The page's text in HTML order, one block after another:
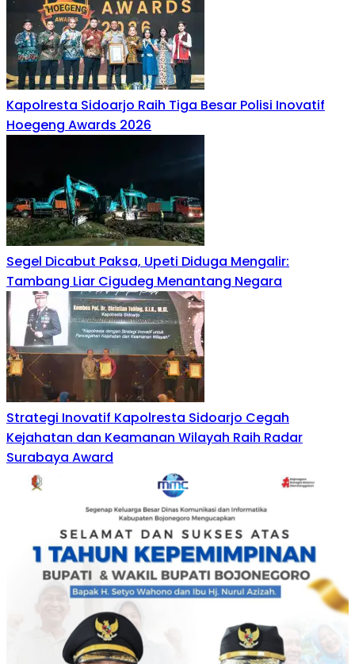
Kapolresta Sidoarjo Raih Tiga Besar Polisi Inovatif
Hoegeng Awards 2026
Segel Dicabut Paksa, Upeti Diduga Mengalir:
Tambang Liar Cigudeg Menantang Negara
Strategi Inovatif Kapolresta Sidoarjo Cegah
Kejahatan dan Keamanan Wilayah Raih Radar
Surabaya Award